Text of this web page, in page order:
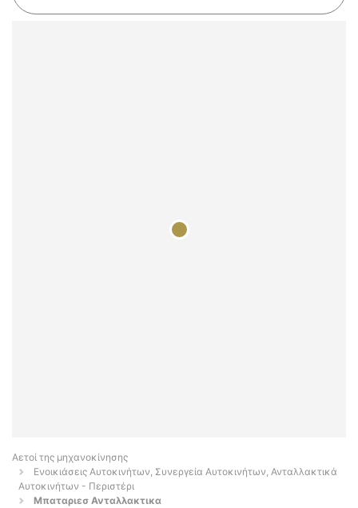
Αετοί της μηχανοκίνησης
Ενοικιάσεις Αυτοκινήτων, Συνεργεία Αυτοκινήτων, Ανταλλακτικά
Αυτοκινήτων - Περιστέρι
Μπαταριεσ Ανταλλακτικα